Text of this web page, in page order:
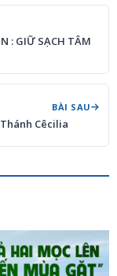
: GIỮ SẠCH TÂM
BÀI SAU
Cêcilia